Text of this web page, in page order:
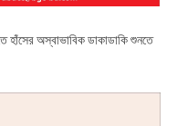
হাঁসের অস্বাভাবিক ডাকাডাকি শুনতে